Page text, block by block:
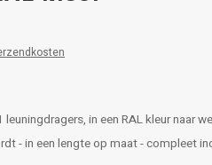
in een RAL kleur naar
- in een lengte op maat - compleet